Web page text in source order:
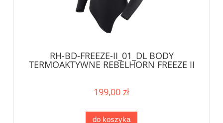
RH-BD-FREEZE-II_01_DL BODY
TERMOAKTYWNE REBELHORN FREEZE II
199,00 zł
do koszyka